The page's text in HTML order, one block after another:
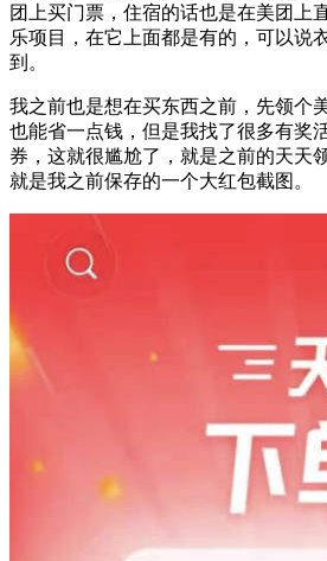
团上买门票，住宿的话也是在美团上
乐项目，在它上面都是有的，可以说
到。
我之前也是想在买东西之前，先领个
也能省一点钱，但是我找了很多有奖
券，这就很尴尬了，就是之前的天天
就是我之前保存的一个大红包截图。